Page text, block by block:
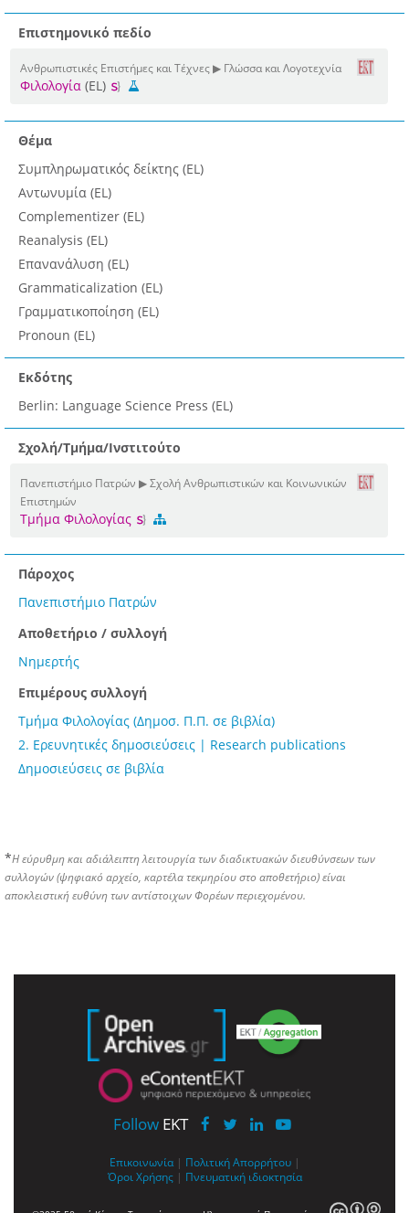
Επιστημονικό πεδίο
Ανθρωπιστικές Επιστήμες και Τέχνες ▶ Γλώσσα και Λογοτεχνία
Φιλολογία (EL)
Θέμα
Συμπληρωματικός δείκτης (EL)
Αντωνυμία (EL)
Complementizer (EL)
Reanalysis (EL)
Επανανάλυση (EL)
Grammaticalization (EL)
Γραμματικοποίηση (EL)
Pronoun (EL)
Εκδότης
Berlin: Language Science Press (EL)
Σχολή/Τμήμα/Ινστιτούτο
Πανεπιστήμιο Πατρών ▶ Σχολή Ανθρωπιστικών και Κοινωνικών
Επιστημών
Τμήμα Φιλολογίας
Πάροχος
Πανεπιστήμιο Πατρών
Αποθετήριο / συλλογή
Νημερτής
Επιμέρους συλλογή
Τμήμα Φιλολογίας (Δημοσ. Π.Π. σε βιβλία)
2. Ερευνητικές δημοσιεύσεις | Research publications
Δημοσιεύσεις σε βιβλία
*Η εύρυθμη και αδιάλειπτη λειτουργία των διαδικτυακών διευθύνσεων των
συλλογών (ψηφιακό αρχείο, καρτέλα τεκμηρίου στο αποθετήριο) είναι
αποκλειστική ευθύνη των αντίστοιχων Φορέων περιεχομένου.
Follow EKT
Επικοινωνία | Πολιτική Απορρήτου |
Όροι Χρήσης | Πνευματική ιδιοκτησία